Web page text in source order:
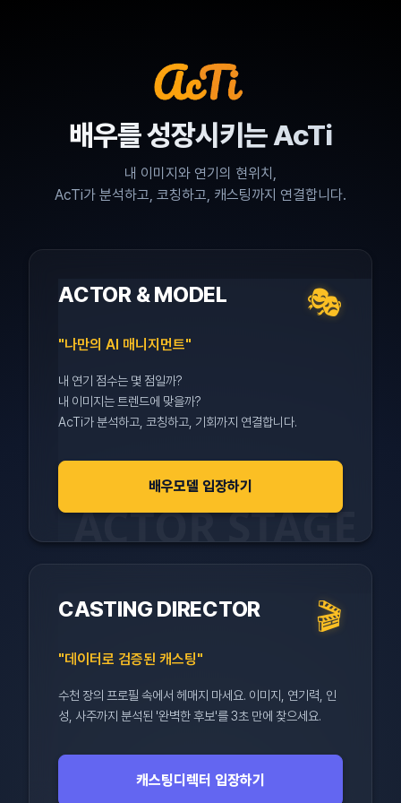
브라우저 하단 툴바의 [공유] 아이콘을 누르세요.
2. 메뉴에서 [홈 화면에 추가]를 선택하세요.
AcTi
데이터 기반 매니지먼트
WELCOME TO ACTI
배우는 AcTi
당신의 잠재력을 데이터로 증명하는 가장 확실한 시작
배우 필명
생년월일 (선택)
주요분야 (중복선택 가능)
배우를 성장시키는AcTi
내 이미지와 연기의 현위치,
AcTi가 분석하고, 코칭하고, 캐스팅까지 연결합니다.
ACTOR & MODEL 🎭
"나만의 AI 매니지먼트"
내 연기 점수는 몇 점일까?
내 이미지는 트렌드에 맞을까?
AcTi가 분석하고, 코칭하고, 기회까지 연결합니다.
배우모델 입장하기
ACTOR STAGE
CASTING DIRECTOR 🎬
"데이터로 검증된 캐스팅"
수천 장의 프로필 속에서 헤매지 마세요. 이미지, 연기력, 인
성, 사주까지 분석된 '완벽한 후보'를 3초 만에 찾으세요.
캐스팅디렉터 입장하기